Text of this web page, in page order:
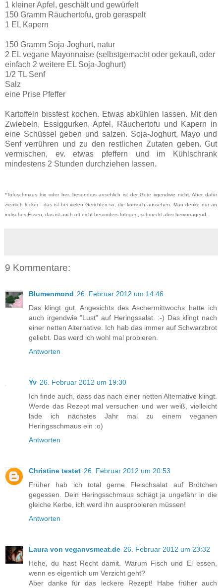
1 kleiner Apfel, geschält und gewürfelt
150 Gramm Räuchertofu, grob geraspelt
1 EL Kapern
150 Gramm Soja-Joghurt, natur
2 EL vegane Mayonnaise (selbstgemacht oder gekauft, oder
einfach 2 weitere EL Soja-Joghurt)
1/2 TL Senf
Salz
eine Prise Pfeffer
Kartoffeln bissfest kochen. Etwas abkühlen lassen. Mit den
Zwiebeln, Essiggurken, Apfel, Räuchertofu und Kapern in
eine Schüssel geben und salzen. Soja-Joghurt, Mayo und
Senf verrühren und zu den restlichen Zutaten geben. Gut
vermischen, ev. etwas pfeffern und im Kühlschrank
mindestens 2 Stunden durchziehen lassen.
*Tofuschmaus hin oder her, besonders ansehlich ist der Gute irgendwie nicht. Aber dafür
ziemlich lecker - das ist bei vielen Gerichten so, die komisch aussehen. Man denke nur an
indisches Essen, das ist auch oft nicht besonders fotogen, schmeckt aber hervorragend.
9 Kommentare:
Blumenmond 26. Februar 2012 um 14:46
Das klingt gut. Angesichts des Aschermittwochs hatte ich
auch irgendwie "Lust" auf Heringssalat. :-) Das klingt nach
einer netten Alternative. Ich hab das immer auf Schwarzbrot
geliebt. Das werd ich wohl mal probieren.
Antworten
Yv 26. Februar 2012 um 19:30
Ich finde auch, dass das nach einer netten Alternative klingt.
Werde das Rezept mal versuchen und wer weiß, vielleicht
lade ich nächstes Jahr mal zu einem veganen
Heringsschmaus ein :o)
Antworten
Christine testet 26. Februar 2012 um 20:53
Früher hab ich total gerne Fleischsalat auf Brötchen
gegessen. Dein Heringsschmaus schägt ja ungefähr in die
gleiche Kerbe, ich werd ihn ausprobieren müssen!
Antworten
Laura von veganvsmeat.de 26. Februar 2012 um 23:32
Hehe, du hast Recht damit. Warum Fisch und Ei essen,
wenn es eigentlich um Verzicht geht?
Aber danke für das leckere Rezept! Habe früher auch